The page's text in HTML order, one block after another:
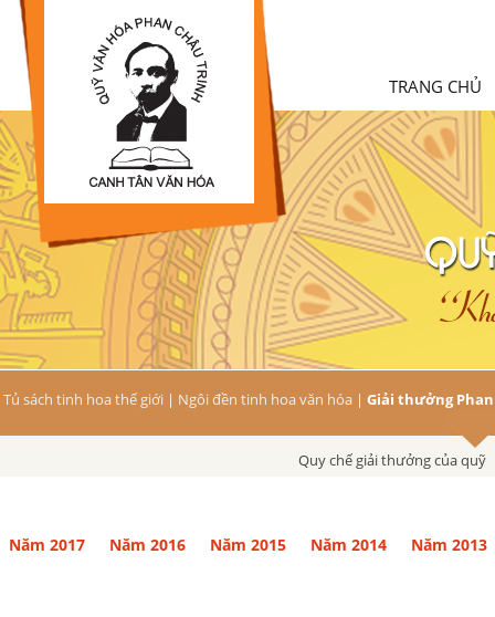
TRANG CHỦ
Tủ sách tinh hoa thế giới | Ngôi đền tinh hoa văn hóa | Giải thưởng
Quy chế giải thưởng của quỹ
Năm 2017 Năm 2016 Năm 2015 Năm 2014 Năm 2013